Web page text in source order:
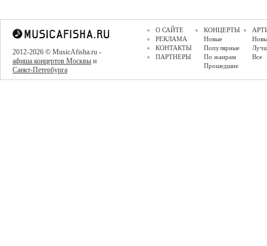
2012-2026 © MusicAfisha.ru -
афиша концертов Москвы и
Санкт-Петербурга
О САЙТЕ
РЕКЛАМА
КОНТАКТЫ
ПАРТНЕРЫ
КОНЦЕРТЫ
Новые
Популярные
По жанрам
Прошедшие
Все